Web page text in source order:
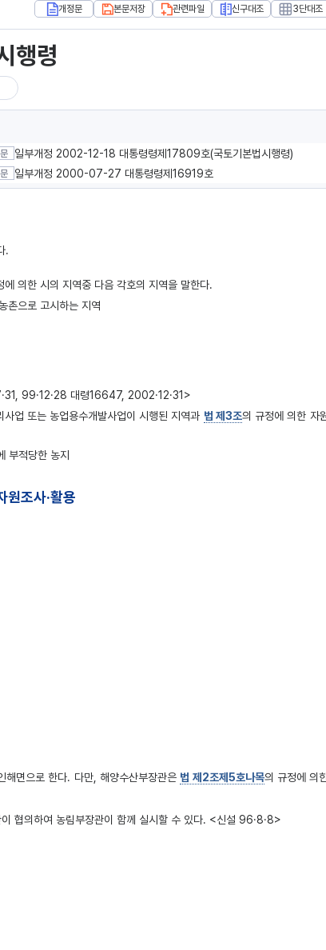
개정문 본문저장 관련파일 신구대조 3단대조
행령
일부개정 2002-12-18 대통령령제17809호(국토기본법시행령)
일부개정 2000-07-27 대통령령제16919호
.
에 의한 시의 지역중 다음 각호의 지역을 말한다.
촌으로 고시하는 지역
99·12·28 대령16647, 2002·12·31>
업 또는 농업용수개발사업이 시행된 지역과 법 제3조의 규정에 의한 자
부적당한 농지
원조사·활용
해면으로 한다. 다만, 해양수산부장관은 법 제2조제5호나목의 규정에 의
협의하여 농림부장관이 함께 실시할 수 있다. <신설 96·8·8>